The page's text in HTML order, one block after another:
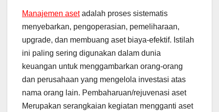
Manajemen asetadalah proses sistematis
menyebarkan, pengoperasian, pemeliharaan,
upgrade, dan membuang aset biaya-efektif. Istilah
ini paling sering digunakan dalam dunia
keuangan untuk menggambarkan orang-orang
dan perusahaan yang mengelola investasi atas
nama orang lain. Pembaharuan/rejuvenasi aset
Merupakan serangkaian kegiatan mengganti aset